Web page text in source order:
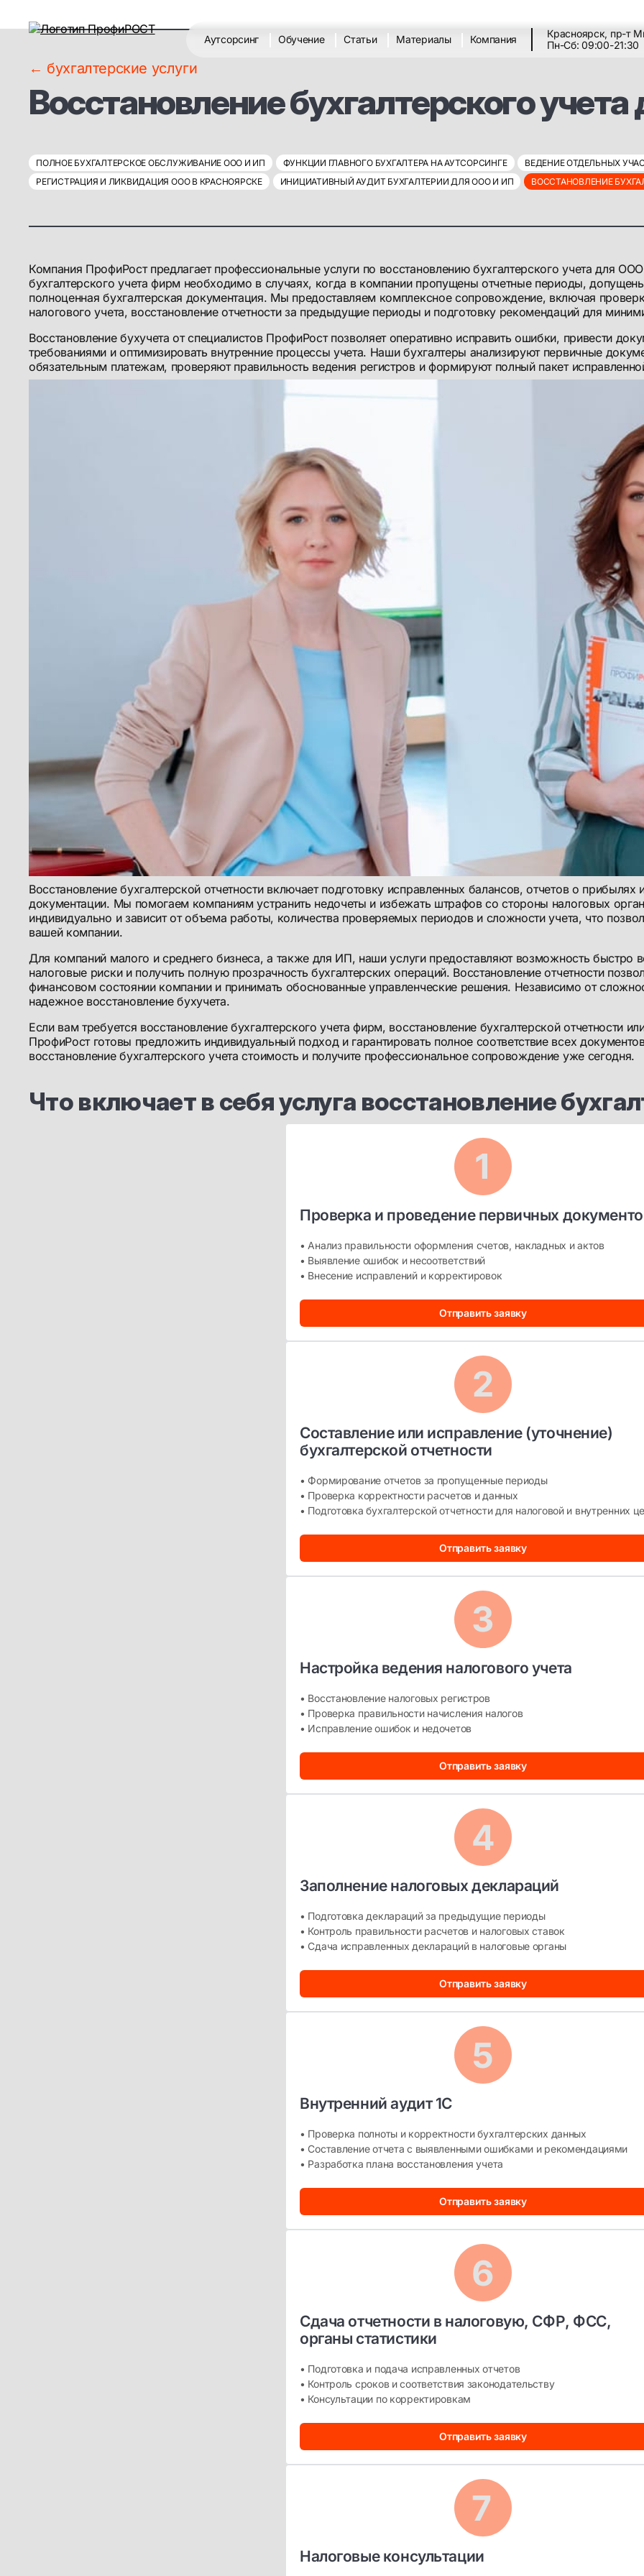
Аутсорсинг Обучение Статьи Материалы Компания
Красноярск, пр-т
Пн-Сб: 09:00-21:30
← бухгалтерские услуги
Восстановление бухгалтерского
ПОЛНОЕ БУХГАЛТЕРСКОЕ ОБСЛУЖИВАНИЕ ООО И ИП ФУНКЦИИ ГЛАВНОГО БУХГАЛТЕРА НА АУТСОРСИНГЕ
ВЕДЕНИЕ ОТДЕЛЬНЫХ
РЕГИСТРАЦИЯ И ЛИКВИДАЦИЯ ООО В КРАСНОЯРСКЕ
ИНИЦИАТИВНЫЙ АУДИТ БУХГАЛТЕРИИ ДЛЯ ООО И ИП ВОССТАНОВЛЕНИЕ
Компания ПрофиРост предлагает профессиональные услуги по восстановлению бухгалтерского учета для
бухгалтерского учета фирм необходимо в случаях, когда в компании пропущены отчетные периоды,
полноценная бухгалтерская документация. Мы предоставляем комплексное сопровождение, включая
налогового учета, восстановление отчетности за предыдущие периоды и подготовку рекомендаций для
Восстановление бухучета от специалистов ПрофиРост позволяет оперативно исправить ошибки, привести
требованиями и оптимизировать внутренние процессы учета. Наши бухгалтеры анализируют первичные
обязательным платежам, проверяют правильность ведения регистров и формируют полный пакет
Восстановление бухгалтерской отчетности включает подготовку исправленных балансов, отчетов о
документации. Мы помогаем компаниям устранить недочеты и избежать штрафов со стороны налоговых
индивидуально и зависит от объема работы, количества проверяемых периодов и сложности учета, что
вашей компании.
Для компаний малого и среднего бизнеса, а также для ИП, наши услуги предоставляют возможность быстро
налоговые риски и получить полную прозрачность бухгалтерских операций. Восстановление отчетности
финансовом состоянии компании и принимать обоснованные управленческие решения. Независимо от
надежное восстановление бухучета.
Если вам требуется восстановление бухгалтерского учета фирм, восстановление бухгалтерской отчетности
ПрофиРост готовы предложить индивидуальный подход и гарантировать полное соответствие всех
восстановление бухгалтерского учета стоимость и получите профессиональное сопровождение уже сегодня.
Что включает в себя услуга восстановление
Проверка и проведение первичных
• Анализ правильности оформления счетов, накладных и актов
• Выявление ошибок и несоответствий
• Внесение исправлений и корректировок
Отправить заявку
Составление или исправление (уточнение)
бухгалтерской отчетности
• Формирование отчетов за пропущенные периоды
• Проверка корректности расчетов и данных
• Подготовка бухгалтерской отчетности для налоговой и внутренних
Отправить заявку
Настройка ведения налогового учета
• Восстановление налоговых регистров
• Проверка правильности начисления налогов
• Исправление ошибок и недочетов
Отправить заявку
Заполнение налоговых деклараций
• Подготовка деклараций за предыдущие периоды
• Контроль правильности расчетов и налоговых ставок
• Сдача исправленных деклараций в налоговые органы
Отправить заявку
Внутренний аудит 1С
• Проверка полноты и корректности бухгалтерских данных
• Составление отчета с выявленными ошибками и рекомендациями
• Разработка плана восстановления учета
Отправить заявку
Сдача отчетности в налоговую, СФР, ФСС,
органы статистики
• Подготовка и подача исправленных отчетов
• Контроль сроков и соответствия законодательству
• Консультации по корректировкам
Отправить заявку
Налоговые консультации